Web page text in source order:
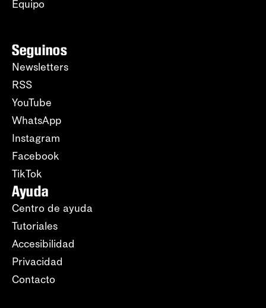
Equipo
Seguinos
Newsletters
RSS
YouTube
WhatsApp
Instagram
Facebook
TikTok
Ayuda
Centro de ayuda
Tutoriales
Accesibilidad
Privacidad
Contacto